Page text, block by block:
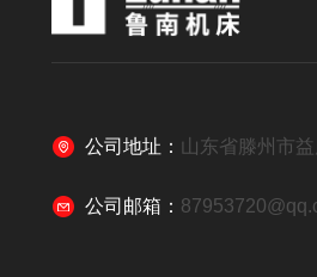
公司地址： 山东省滕州市
公司邮箱：